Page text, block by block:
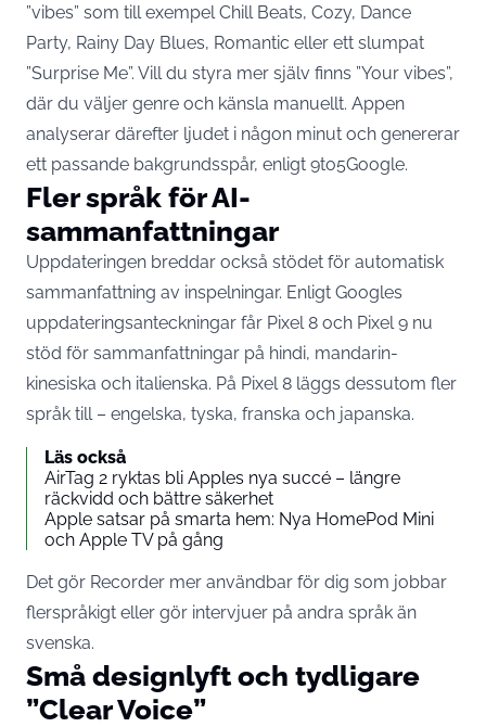
”vibes” som till exempel Chill Beats, Cozy, Dance
Party, Rainy Day Blues, Romantic eller ett slumpat
”Surprise Me”. Vill du styra mer själv finns ”Your vibes”,
där du väljer genre och känsla manuellt. Appen
analyserar därefter ljudet i någon minut och genererar
ett passande bakgrundsspår, enligt 9to5Google.
Fler språk för AI-
sammanfattningar
Uppdateringen breddar också stödet för automatisk
sammanfattning av inspelningar. Enligt Googles
uppdateringsanteckningar får Pixel 8 och Pixel 9 nu
stöd för sammanfattningar på hindi, mandarin-
kinesiska och italienska. På Pixel 8 läggs dessutom fler
språk till – engelska, tyska, franska och japanska.
Läs också
AirTag 2 ryktas bli Apples nya succé – längre
räckvidd och bättre säkerhet
Apple satsar på smarta hem: Nya HomePod Mini
och Apple TV på gång
Det gör Recorder mer användbar för dig som jobbar
flerspråkigt eller gör intervjuer på andra språk än
svenska.
Små designlyft och tydligare
”Clear Voice”